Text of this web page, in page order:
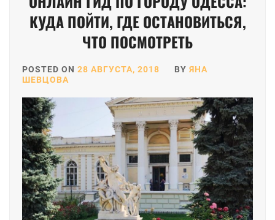
КУДА ПОЙТИ, ГДЕ ОСТАНОВИТЬСЯ,
ЧТО ПОСМОТРЕТЬ
POSTED ON 28 АВГУСТА, 2018 BY ЯНА
ШЕВЦОВА